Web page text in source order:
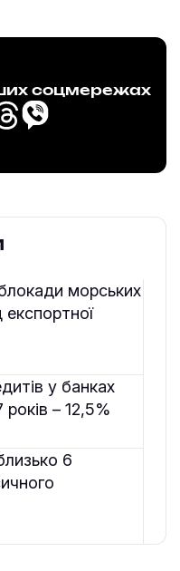
соцмережах
морських
у банках
– 12,5%
6